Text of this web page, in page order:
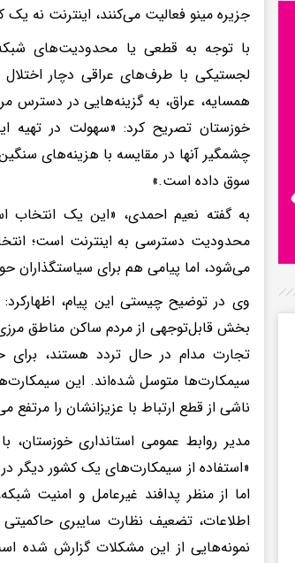
جزیره مینو فعالیت می‌کنند، اینترنت نه یک
با توجه به قطعی یا محدودیت‌های
لجستیکی با طرف‌های عراقی دچار اختلال
همسایه، عراق، به گزینه‌هایی در دسترس
خوزستان تصریح کرد: «سهولت در تهیه
چشمگیر آنها در مقایسه با هزینه‌های
سوق داده است.»
به گفته نعیم احمدی، «این یک انتخاب
محدودیت دسترسی به اینترنت است؛
می‌شود، اما پیامی هم برای سیاستگذاران
وی در توضیح چیستی این پیام،
بخش قابل‌توجهی از مردم ساکن مناطق
تجارت مدام در حال تردد هستند، برای
سیمکارت‌ها متوسل شده‌اند. این
ناشی از قطع ارتباط با عزیزانشان را مرتفع
مدیر روابط عمومی استانداری خوزستان،
«استفاده از سیمکارت‌های یک کشور دیگر
اما از منظر پدافند غیرعامل و امنیت
اطلاعات، تضعیف نظارت سایبری
نمونه‌هایی از این مشکلات گزارش شده